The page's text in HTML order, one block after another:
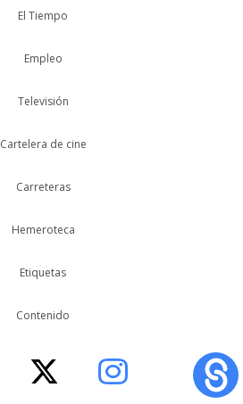
El Tiempo
Empleo
Televisión
Cartelera de cine
Carreteras
Hemeroteca
Etiquetas
Contenido